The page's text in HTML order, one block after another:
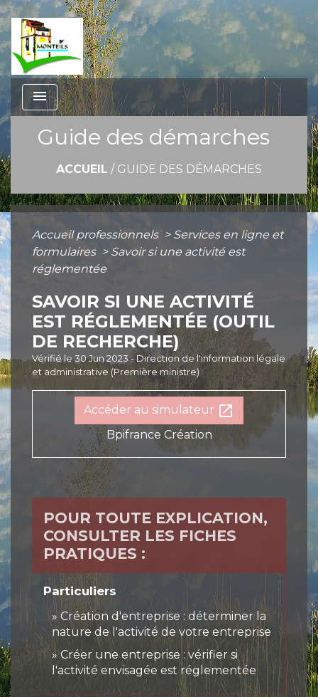
menu
Guide des démarches
ACCUEIL / GUIDE DES DÉMARCHES
Accueil professionnels > Services en ligne et
formulaires > Savoir si une activité est
réglementée
SAVOIR SI UNE ACTIVITÉ
EST RÉGLEMENTÉE (OUTIL
DE RECHERCHE)
Vérifié le 30 Jun 2023 - Direction de l'information légale
et administrative (Première ministre)
Accéder au simulateur open_in_new
Bpifrance Création
POUR TOUTE EXPLICATION,
CONSULTER LES FICHES
PRATIQUES :
Particuliers
Création d'entreprise : déterminer la
nature de l'activité de votre entreprise
Créer une entreprise : vérifier si
l'activité envisagée est réglementée